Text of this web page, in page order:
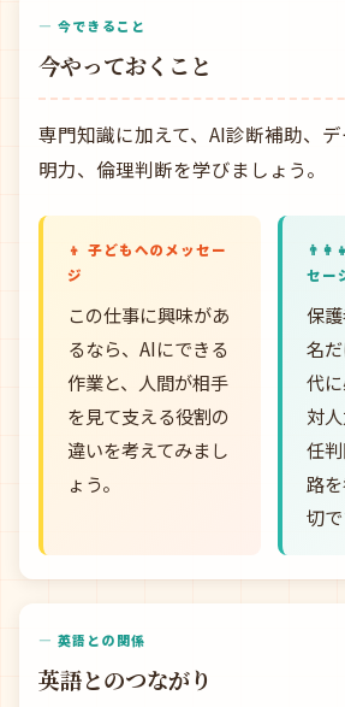
— 今できること
今やっておくこと
専門知識に加えて、AI診断補助、
明力、倫理判断を学びましょう。
👦 子どもへのメッセー
ジ
この仕事に興味があ
るなら、AIにできる
作業と、人間が相手
を見て支える役割の
違いを考えてみまし
ょう。
セー
保
名
代
対
任
路
切で
— 英語との関係
英語とのつながり